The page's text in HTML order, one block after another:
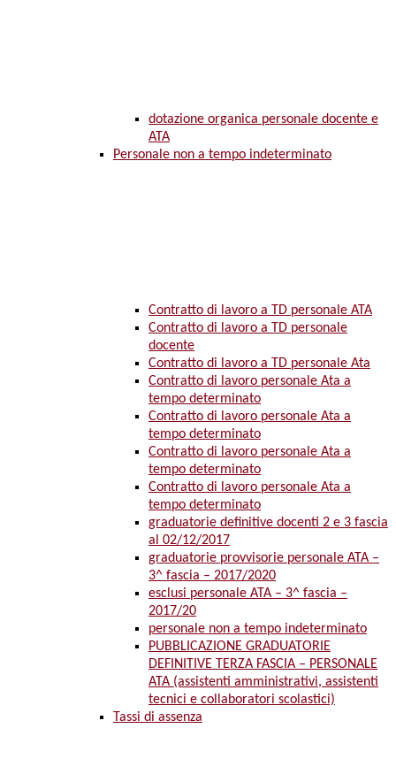
dotazione organica personale docente e
ATA
Personale non a tempo indeterminato
Contratto di lavoro a TD personale ATA
Contratto di lavoro a TD personale
docente
Contratto di lavoro a TD personale Ata
Contratto di lavoro personale Ata a
tempo determinato
Contratto di lavoro personale Ata a
tempo determinato
Contratto di lavoro personale Ata a
tempo determinato
Contratto di lavoro personale Ata a
tempo determinato
graduatorie definitive docenti 2 e 3 fascia
al 02/12/2017
graduatorie provvisorie personale ATA –
3^ fascia – 2017/2020
esclusi personale ATA – 3^ fascia –
2017/20
personale non a tempo indeterminato
PUBBLICAZIONE GRADUATORIE
DEFINITIVE TERZA FASCIA – PERSONALE
ATA (assistenti amministrativi, assistenti
tecnici e collaboratori scolastici)
Tassi di assenza